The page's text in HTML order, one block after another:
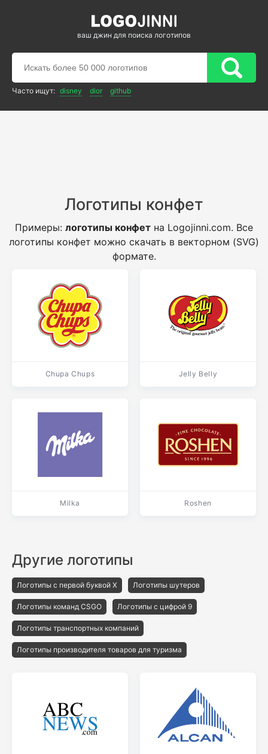
ваш джин для поиска логотипов
Часто ищут: disney dior github
Логотипы конфет
Примеры: логотипы конфет на Logojinni.com. Все
логотипы конфет можно скачать в векторном (SVG)
формате.
Chupa Chups Jelly Belly
Milka Roshen
Другие логотипы
Логотипы с первой буквой X Логотипы шутеров
Логотипы команд CSGO Логотипы с цифрой 9
Логотипы транспортных компаний
Логотипы производителя товаров для туризма